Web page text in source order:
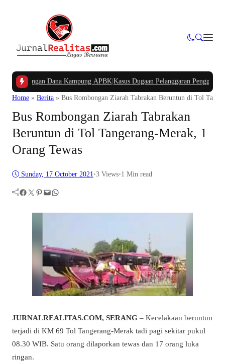
Dana Kampung APBK|Kasus Dugaan Pelanggaran Penggunaan
Home » Berita » Bus Rombongan Ziarah Tabrakan Beruntun di Tol
Bus Rombongan Ziarah Tabrakan
Beruntun di Tol Tangerang-Merak, 1
Orang Tewas
Sunday, 17 October 2021•3 Views•1 Min read
Facebook Twitter Pinterest Mail WhatsApp
JURNALREALITAS.COM, SERANG – Kecelakaan beruntun
terjadi di KM 69 Tol Tangerang-Merak tadi pagi sekitar pukul
08.30 WIB. Satu orang dilaporkan tewas dan 17 orang luka
ringan.